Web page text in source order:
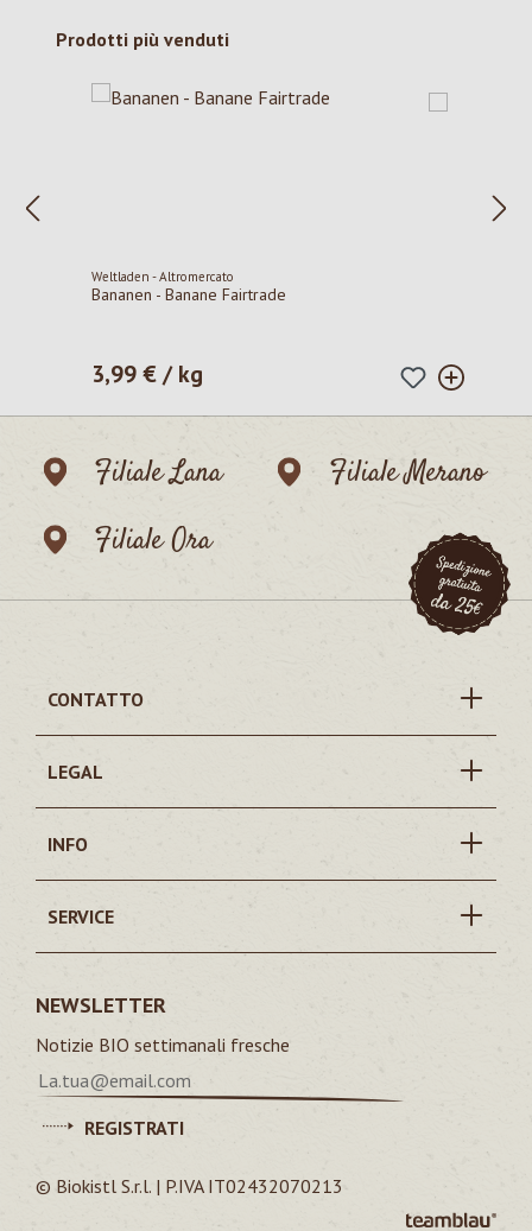
Salta la galleria dei prodotti
Prodotti più venduti
Weltladen - Altromercato
Bananen - Banane Fairtrade
Prezzo normale:
3,99 € / kg
Filiale Lana
Filiale Merano
Filiale Ora
CONTATTO
LEGAL
INFO
SERVICE
NEWSLETTER
Notizie BIO settimanali fresche
REGISTRATI
© Biokistl S.r.l. | P.IVA IT02432070213